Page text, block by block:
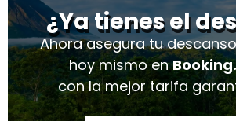
¿Ya tienes el
Ahora asegura tu
hoy mismo en
con la mejor tarifa